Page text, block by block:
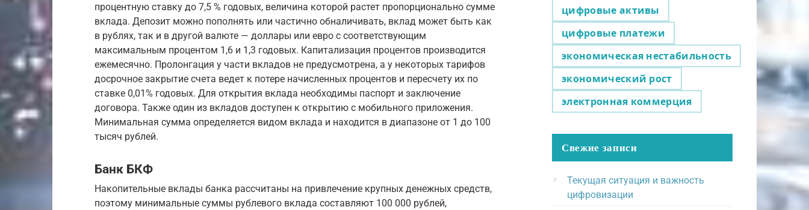
процентную ставку до 7,5 % годовых, величина которой растет пропорционально сумме
вклада. Депозит можно пополнять или частично обналичивать, вклад может быть как
в рублях, так и в другой валюте — доллары или евро с соответствующим
максимальным процентом 1,6 и 1,3 годовых. Капитализация процентов производится
ежемесячно. Пролонгация у части вкладов не предусмотрена, а у некоторых тарифов
досрочное закрытие счета ведет к потере начисленных процентов и пересчету их по
ставке 0,01% годовых. Для открытия вклада необходимы паспорт и заключение
договора. Также один из вкладов доступен к открытию с мобильного приложения.
Минимальная сумма определяется видом вклада и находится в диапазоне от 1 до 100
тысяч рублей.
Банк БКФ
Накопительные вклады банка рассчитаны на привлечение крупных денежных средств,
поэтому минимальные суммы рублевого вклада составляют 100 000 рублей,
цифровые активы
цифровые платежи
экономическая нестабильность
экономический рост
электронная коммерция
Свежие записи
Текущая ситуация и важность
цифровизации